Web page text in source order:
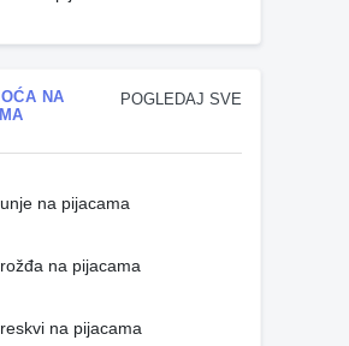
POGLEDAJ SVE
NA
na pijacama
na pijacama
na pijacama